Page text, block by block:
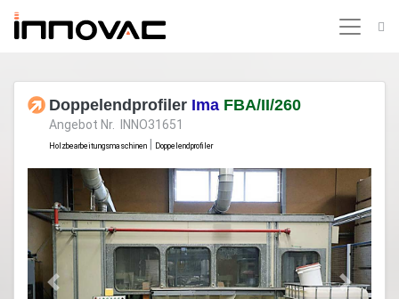
Doppelendprofiler Ima FBA/II/260
Angebot Nr. INNO31651
Holzbearbeitungsmaschinen Doppelendprofiler
Previous Next